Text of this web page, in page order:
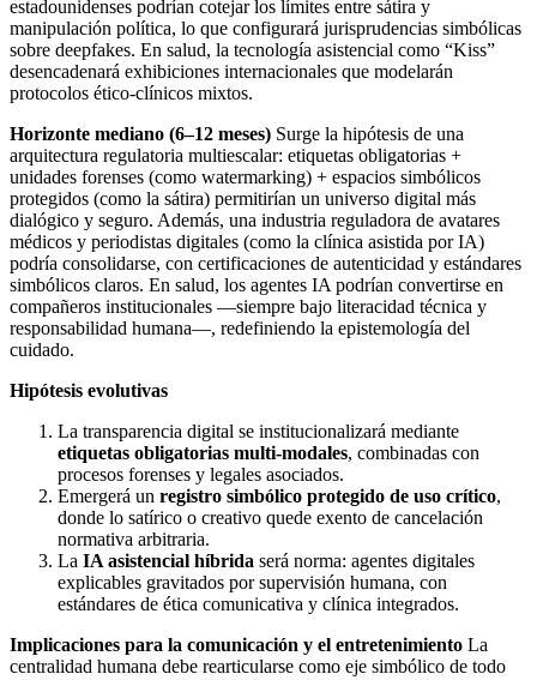
estadounidenses podrían cotejar los límites entre sátira y
manipulación política, lo que configurará jurisprudencias simbólicas
sobre deepfakes. En salud, la tecnología asistencial como “Kiss”
desencadenará exhibiciones internacionales que modelarán
protocolos ético-clínicos mixtos.
Horizonte mediano (6–12 meses) Surge la hipótesis de una
arquitectura regulatoria multiescalar: etiquetas obligatorias +
unidades forenses (como watermarking) + espacios simbólicos
protegidos (como la sátira) permitirían un universo digital más
dialógico y seguro. Además, una industria reguladora de avatares
médicos y periodistas digitales (como la clínica asistida por IA)
podría consolidarse, con certificaciones de autenticidad y estándares
simbólicos claros. En salud, los agentes IA podrían convertirse en
compañeros institucionales —siempre bajo literacidad técnica y
responsabilidad humana—, redefiniendo la epistemología del
cuidado.
Hipótesis evolutivas
La transparencia digital se institucionalizará mediante
etiquetas obligatorias multi‑modales, combinadas con
procesos forenses y legales asociados.
Emergerá un registro simbólico protegido de uso crítico,
donde lo satírico o creativo quede exento de cancelación
normativa arbitraria.
La IA asistencial híbrida será norma: agentes digitales
explicables gravitados por supervisión humana, con
estándares de ética comunicativa y clínica integrados.
Implicaciones para la comunicación y el entretenimiento La
centralidad humana debe rearticularse como eje simbólico de todo